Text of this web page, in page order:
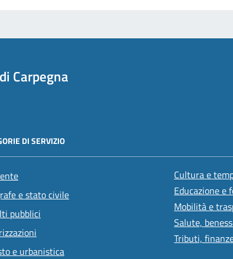
Carpegna
DI SERVIZIO
e stato civile
pubblici
e urbanistica
Cultura e
Educazione e
Mobilità e
Salute,
Tributi,